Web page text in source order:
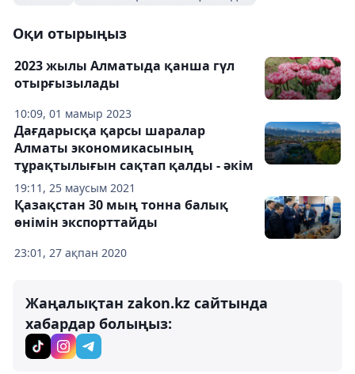
Оқи отырыңыз
10:09, 01 мамыр 2023
2023 жылы Алматыда қанша гүл
отырғызылады
19:11, 25 маусым 2021
Дағдарысқа қарсы шаралар
Алматы экономикасының
тұрақтылығын сақтап қалды - әкім
23:01, 27 ақпан 2020
Қазақстан 30 мың тонна балық
өнімін экспорттайды
Жаңалықтан zakon.kz сайтында
хабардар болыңыз: